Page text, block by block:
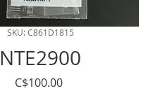
SKU: C861D1815
NTE2900
C$100.00Precio